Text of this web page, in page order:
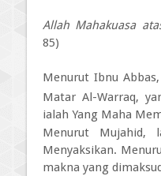
Allah Mahakuasa
85)
Menurut Ibnu
Matar Al-Warraq,
ialah Yang Maha
Menurut Mujahid,
Menyaksikan.
makna yang